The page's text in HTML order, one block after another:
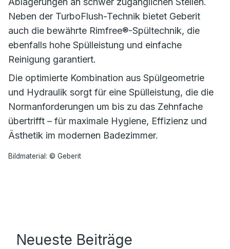
Neben der TurboFlush-Technik bietet Geberit
auch die bewährte Rimfree®-Spültechnik, die
ebenfalls hohe Spülleistung und einfache
Reinigung garantiert.
Die optimierte Kombination aus Spülgeometrie
und Hydraulik sorgt für eine Spülleistung, die die
Normanforderungen um bis zu das Zehnfache
übertrifft – für maximale Hygiene, Effizienz und
Ästhetik im modernen Badezimmer.
Bildmaterial: © Geberit
Neueste Beiträge